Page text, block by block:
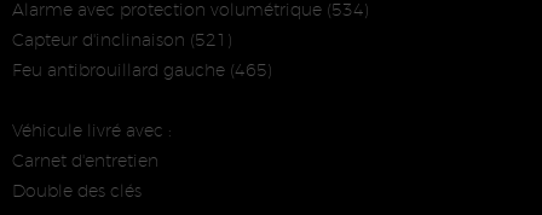
Alarme avec protection volumétrique (534)
Capteur d'inclinaison (521)
Feu antibrouillard gauche (465)
Véhicule livré avec :
Carnet d'entretien
Double des clés